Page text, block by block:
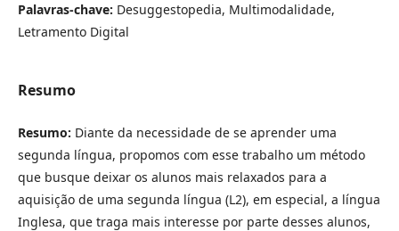
Palavras-chave: Desuggestopedia, Multimodalidade,
Letramento Digital
Resumo
Resumo: Diante da necessidade de se aprender uma
segunda língua, propomos com esse trabalho um método
que busque deixar os alunos mais relaxados para a
aquisição de uma segunda língua (L2), em especial, a língua
Inglesa, que traga mais interesse por parte desses alunos,